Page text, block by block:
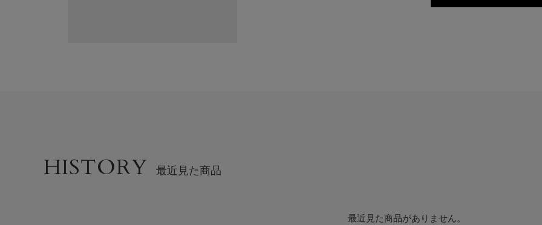
HISTORY
最近見た商品がありません。